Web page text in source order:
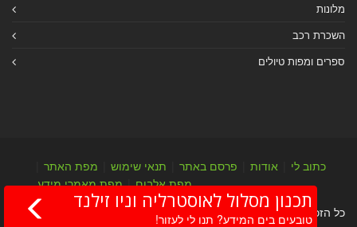
מלונות
השכרת רכב
ספרים ומפות טיולים
כתוב לי אודות פרסם באתר תנאי שימוש מפת האתר
מפת אלבום|מפת מאמרי מידע
כל הזכויות שמורות לערן יהב © 2004-2026
תכנון מסלול לאוסטרליה וניו זילנד
טובעים בים המידע? תנו לי לעזור!